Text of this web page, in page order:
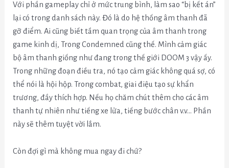
Với phần gameplay chỉ ở mức trung bình, làm sao “bị kết án”
lại có trong danh sách này. Đó là do hệ thống âm thanh đã
gỡ điểm. Ai cũng biết tầm quan trọng của âm thanh trong
game kinh dị, Trong Condemned cũng thế. Mình cảm giác
bộ âm thanh giống như đang trong thế giới DOOM 3 vậy ấy.
Trong những đoạn điều tra, nó tạo cảm giác không quá sợ, có
thể nói là hội hộp. Trong combat, giai điệu tạo sự khẩn
trương, đầy thích hợp. Nếu họ chăm chút thêm cho các âm
thanh tự nhiên như tiếng xe lửa, tiếng bước chân v.v… Phần
này sẽ thêm tuyệt vời lắm.
Còn đợi gì mà không mua ngay đi chứ?